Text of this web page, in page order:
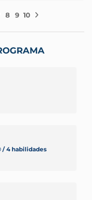
8 9 10
Curso de Preparación TOEFL ITP ® / 4 habilidades